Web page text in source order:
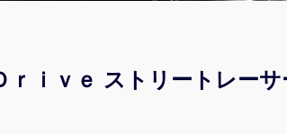
ｒｉｖｅ ストリートレ